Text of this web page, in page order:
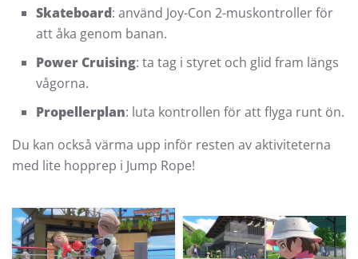
Skateboard: använd Joy-Con 2-muskontroller för
att åka genom banan.
Power Cruising: ta tag i styret och glid fram längs
vågorna.
Propellerplan: luta kontrollen för att flyga runt ön.
Du kan också värma upp inför resten av aktiviteterna
med lite hopprep i Jump Rope!